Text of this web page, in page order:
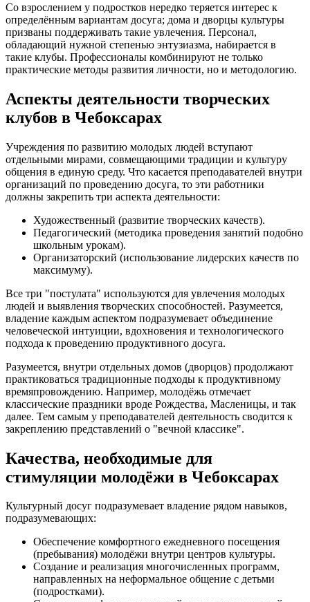
Со взрослением у подростков нередко теряется интерес к
определённым вариантам досуга; дома и дворцы культуры
призваны поддерживать такие увлечения. Персонал,
обладающий нужной степенью энтузиазма, набирается в
такие клубы. Профессионалы комбинируют не только
практические методы развития личности, но и методологию.
Аспекты деятельности творческих
клубов в Чебоксарах
Учреждения по развитию молодых людей вступают
отдельными мирами, совмещающими традиции и культуру
общения в единую среду. Что касается преподавателей внутри
организаций по проведению досуга, то эти работники
должны закрепить три аспекта деятельности:
Художественный (развитие творческих качеств).
Педагогический (методика проведения занятий подобно
школьным урокам).
Организаторский (использование лидерских качеств по
максимуму).
Все три "постулата" используются для увлечения молодых
людей и выявления творческих способностей. Разумеется,
владение каждым аспектом подразумевает объединение
человеческой интуиции, вдохновения и технологического
подхода к проведению продуктивного досуга.
Разумеется, внутри отдельных домов (дворцов) продолжают
практиковаться традиционные подходы к продуктивному
времяпровождению. Например, молодёжь отмечает
классические праздники вроде Рождества, Масленицы, и так
далее. Тем самым у преподавателей деятельность сводится к
закреплению представлений о "вечной классике".
Качества, необходимые для
стимуляции молодёжи в Чебоксарах
Культурный досуг подразумевает владение рядом навыков,
подразумевающих:
Обеспечение комфортного ежедневного посещения
(пребывания) молодёжи внутри центров культуры.
Создание и реализация многочисленных программ,
направленных на неформальное общение с детьми
(подростками).